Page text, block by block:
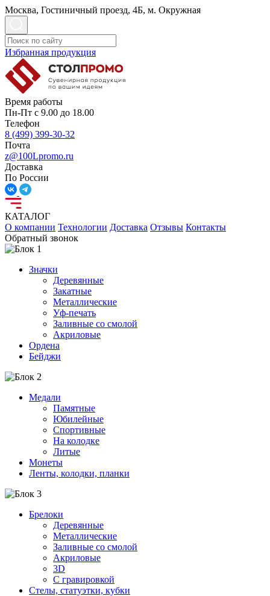
Москва, Гостиничный проезд, 4Б, м. Окружная
Избранная продукция
Время работы
Пн-Пт с 9.00 до 18.00
Телефон
8 (499) 399-30-32
Почта
z@100Lpromo.ru
Доставка
По России
КАТАЛОГ
О компании Технологии Доставка Отзывы Контакты
Обратный звонок
Значки
Деревянные
Закатные
Металлические
Уф-печать
Заливные со смолой
Акриловые
Ордена
Бейджи
Медали
Памятные
Юбилейные
Спортивные
На колодке
Литые
Монеты
Ленты, колодки, планки
Брелоки
Деревянные
Металлические
Заливные со смолой
Акриловые
3D
C гравировкой
Стелы, статуэтки, кубки